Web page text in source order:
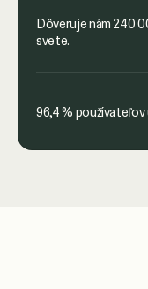
Dôveruje nám 240
svete.
96,4 % používateľov